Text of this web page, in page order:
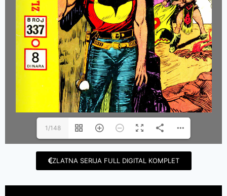
1/148
ZLATNA SERIJA FULL DIGITAL KOMPLET